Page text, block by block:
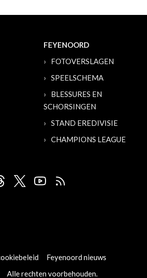
FEYENOORD
FOTOVERSLAGEN
SPEELSCHEMA
BLESSURES EN
SCHORSINGEN
STAND EREDIVISIE
CHAMPIONS LEAGUE
Feyenoord nieuws
Alle rechten voorbehouden.